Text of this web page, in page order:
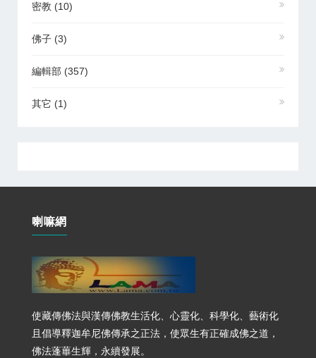
密教 (10)
佛子 (3)
編輯部 (357)
其它 (1)
喇嘛網
使藏傳佛法與漢傳佛教生活化、心靈化、科學化、藝術化
且倡導釋迦牟尼佛傳承之正法，使眾生有正確成佛之道，
佛法蓬蓽生輝，永續發展。